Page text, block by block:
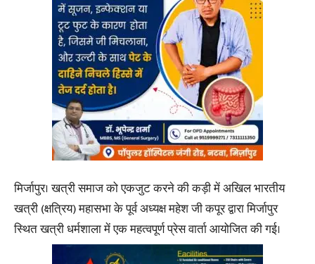
मिर्जापुर। खत्री समाज को एकजुट करने की कड़ी में अखिल भारतीय
खत्री (क्षत्रिय) महासभा के पूर्व अध्यक्ष महेश जी कपूर द्वारा मिर्जापुर
स्थित खत्री धर्मशाला में एक महत्वपूर्ण प्रेस वार्ता आयोजित की गई।